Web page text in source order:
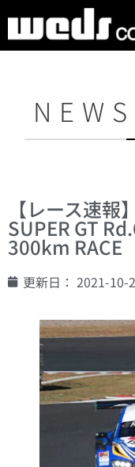
【レース速報
SUPER GT
300km RACE
更新日： 2021-10-